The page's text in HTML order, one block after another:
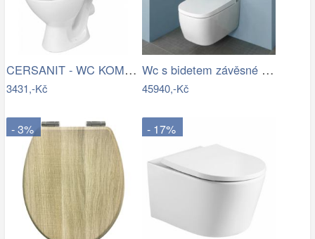
CERSANIT - WC KOMBI KASKADA 206 010 3/6…
3431,-Kč
Wc s bidetem závěsné VitrA V Care…
45940,-Kč
- 3% - 17%